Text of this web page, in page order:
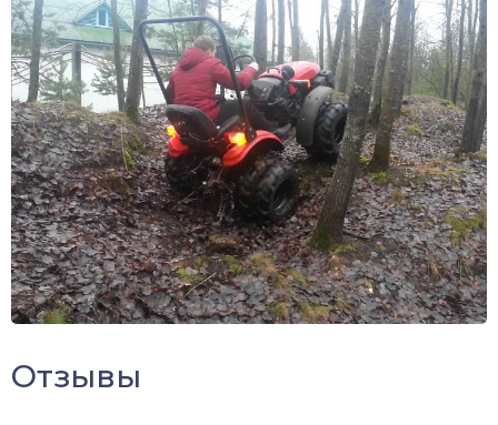
Отзывы